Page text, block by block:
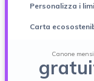
Personalizza i
Carta
Canone